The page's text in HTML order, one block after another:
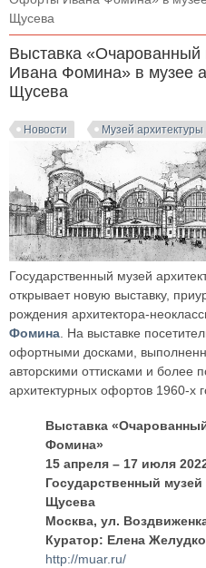
Щусева
Выставка
Ивана Фомина» в музее
Щусева
Новости Музей
Государственный музей
открывает новую выставку,
рождения архитектора-
Фомина . На выставке
офортными досками,
авторскими оттисками и более
архитектурных офортов 1960-х
Выставка
Фомина»
15 апреля – 17 июля
Государственный
Щусева
Москва, ул.
Куратор: Елена
http://muar.ru/